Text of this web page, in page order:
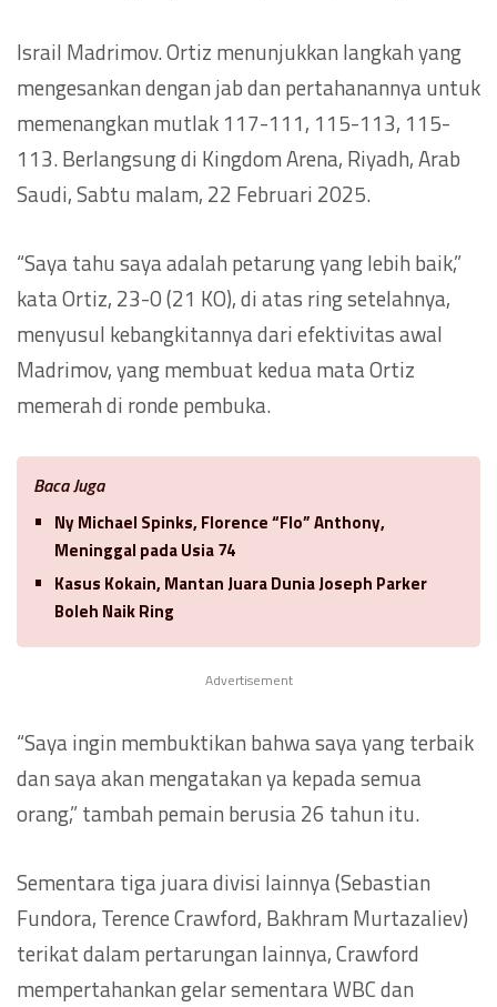
Israil Madrimov. Ortiz menunjukkan langkah yang
mengesankan dengan jab dan pertahanannya untuk
memenangkan mutlak 117-111, 115-113, 115-
113. Berlangsung di Kingdom Arena, Riyadh, Arab
Saudi, Sabtu malam, 22 Februari 2025.
“Saya tahu saya adalah petarung yang lebih baik,”
kata Ortiz, 23-0 (21 KO), di atas ring setelahnya,
menyusul kebangkitannya dari efektivitas awal
Madrimov, yang membuat kedua mata Ortiz
memerah di ronde pembuka.
Baca Juga
Ny Michael Spinks, Florence “Flo” Anthony,
Meninggal pada Usia 74
Kasus Kokain, Mantan Juara Dunia Joseph Parker
Boleh Naik Ring
Advertisement
“Saya ingin membuktikan bahwa saya yang terbaik
dan saya akan mengatakan ya kepada semua
orang,” tambah pemain berusia 26 tahun itu.
Sementara tiga juara divisi lainnya (Sebastian
Fundora, Terence Crawford, Bakhram Murtazaliev)
terikat dalam pertarungan lainnya, Crawford
mempertahankan gelar sementara WBC dan